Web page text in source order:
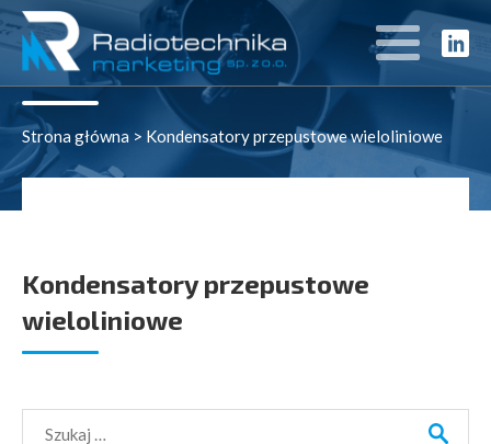
Rozwiązania
Strona główna > Kondensatory przepustowe wieloliniowe
Kondensatory przepustowe
wieloliniowe